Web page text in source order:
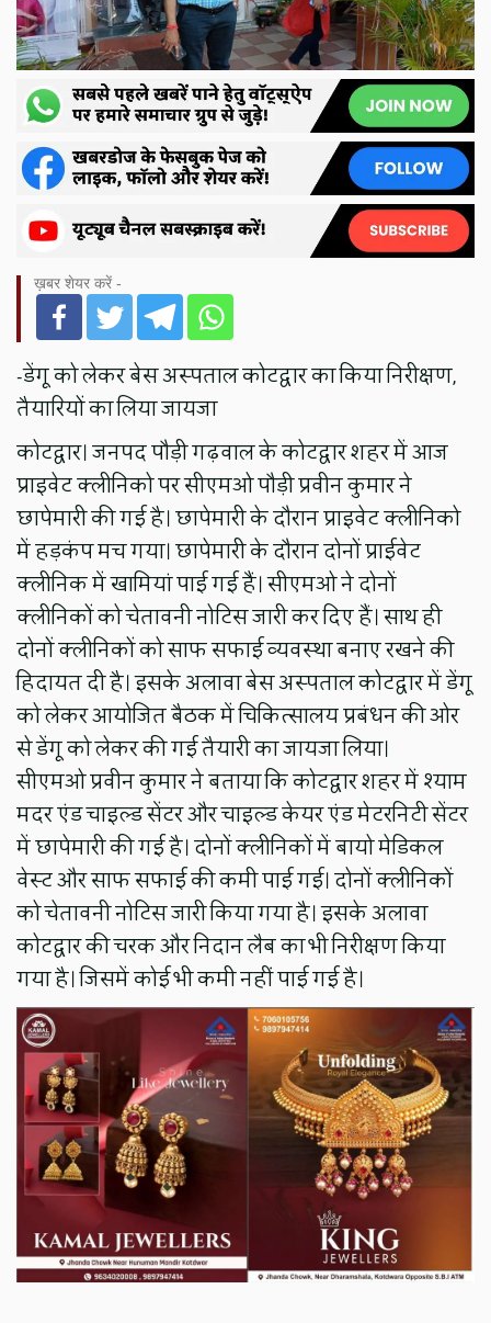
ख़बर शेयर करें -
-डेंगू को लेकर बेस अस्पताल कोटद्वार का किया निरीक्षण,
तैयारियों का लिया जायजा
कोटद्वार। जनपद पौड़ी गढ़वाल के कोटद्वार शहर में आज
प्राइवेट क्लीनिको पर सीएमओ पौड़ी प्रवीन कुमार ने
छापेमारी की गई है। छापेमारी के दौरान प्राइवेट क्लीनिको
में हड़कंप मच गया। छापेमारी के दौरान दोनों प्राईवेट
क्लीनिक में खामियां पाई गई हैं। सीएमओ ने दोनों
क्लीनिकों को चेतावनी नोटिस जारी कर दिए हैं। साथ ही
दोनों क्लीनिकों को साफ सफाई व्यवस्था बनाए रखने की
हिदायत दी है। इसके अलावा बेस अस्पताल कोटद्वार में डेंगू
को लेकर आयोजित बैठक में चिकित्सालय प्रबंधन की ओर
से डेंगू को लेकर की गई तैयारी का जायजा लिया।
सीएमओ प्रवीन कुमार ने बताया कि कोटद्वार शहर में श्याम
मदर एंड चाइल्ड सेंटर और चाइल्ड केयर एंड मेटरनिटी सेंटर
में छापेमारी की गई है। दोनों क्लीनिकों में बायो मेडिकल
वेस्ट और साफ सफाई की कमी पाई गई। दोनों क्लीनिकों
को चेतावनी नोटिस जारी किया गया है। इसके अलावा
कोटद्वार की चरक और निदान लैब का भी निरीक्षण किया
गया है। जिसमें कोई भी कमी नहीं पाई गई है।